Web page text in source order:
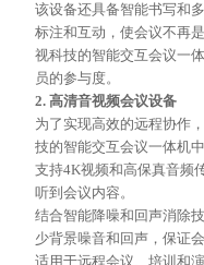
该设备还具备智能书写和
标注和互动，使会议不再
视科技的智能交互会议一
员的参与度。
2. 高清音视频会议设备
为了实现高效的远程协作
技的智能交互会议一体机
支持4K视频和高保真音频
听到会议内容。
结合智能降噪和回声消除
少背景噪音和回声，保证
适用于远程会议、培训和